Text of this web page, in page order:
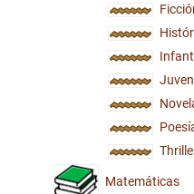
Matemáticas